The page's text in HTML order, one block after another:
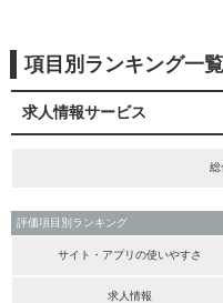
項目別ランキング一覧
求人情報サービス
総
評価項目別ランキング
サイト・アプリの使いやすさ
求人情報